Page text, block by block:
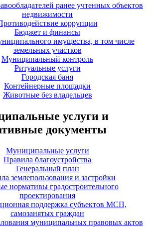
ранее учтенных объектов
недвижимости
коррупции
Бюджет и финансы
имущества, в том числе
земельных участков
Муниципальный контроль
Ритуальные услуги
Городская баня
Контейнерные площадки
Животные без владельцев
услуги и
документы
Муниципальные услуги
Правила благоустройства
Генеральный план
землепользования и застройки
нормативы градостроительного
проектирования
поддержка субъектов МСП,
самозанятых граждан
муниципальных правовых актов